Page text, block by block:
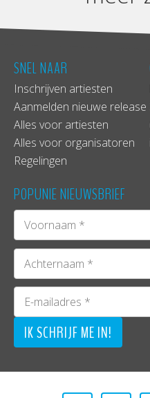
SNEL NAAR
Inschrijven artiesten
Aanmelden nieuwe release
Alles voor artiesten
Alles voor organisatoren
Regelingen
POPUNIE NIEUWSBRIEF